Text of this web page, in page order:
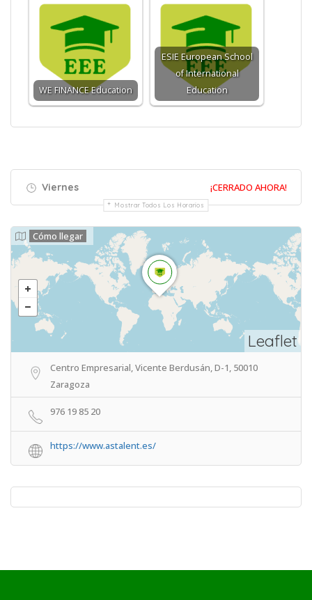
WE FINANCE Education
ESIE European School
of International
Education
Viernes ¡CERRADO AHORA!
Mostrar Todos Los Horarios
Leaflet
Cómo llegar
Centro Empresarial, Vicente Berdusán, D-1, 50010
Zaragoza
976 19 85 20
https://www.astalent.es/